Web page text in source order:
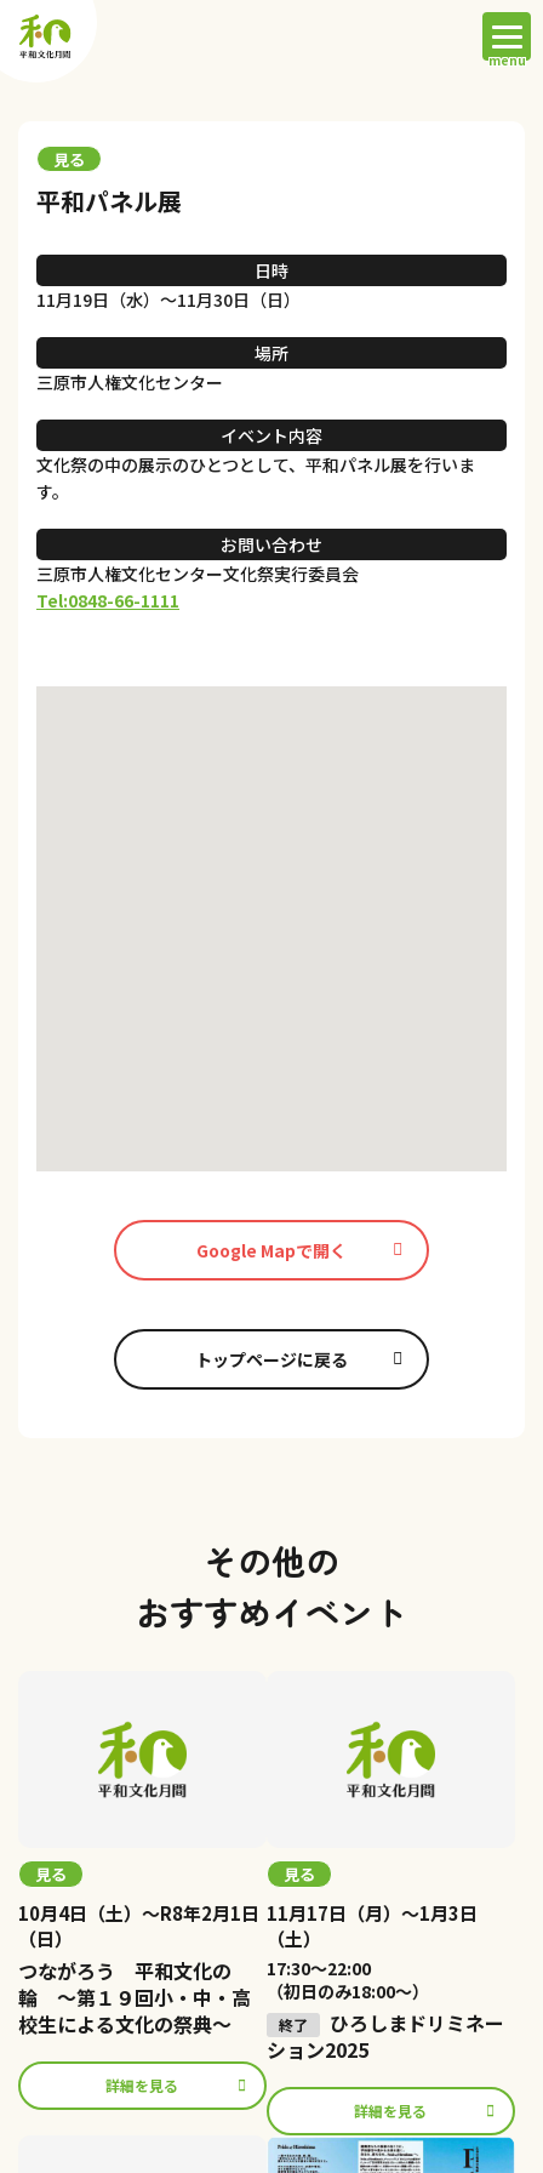
見る
平和パネル展
日時
11月19日（水）～11月30日（日）
場所
三原市人権文化センター
イベント内容
文化祭の中の展示のひとつとして、平和パネル展を行いま
す。
お問い合わせ
三原市人権文化センター文化祭実行委員会
Tel:0848-66-1111
Google Mapで開く
トップページに戻る
その他の
おすすめイベント
見る
10月4日（土）～R8年2月1日
（日）
つながろう 平和文化の
輪 ～第１９回小・中・高
校生による文化の祭典～
詳細を見る
見る
11月17日（月）～1月3日
（土）
17:30〜22:00
（初日のみ18:00〜）
ひろしまドリミネー
ション2025
詳細を見る